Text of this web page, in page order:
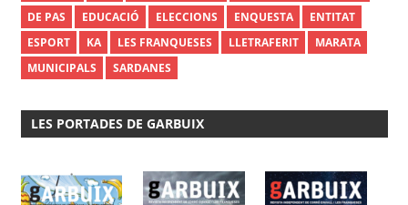
DE PAS
EDUCACIÓ ELECCIONS ENQUESTA
ENTITAT
ESPORT
KA LES FRANQUESES LLETRAFERIT
MARATA
MUNICIPALS
SARDANES
LES PORTADES DE GARBUIX